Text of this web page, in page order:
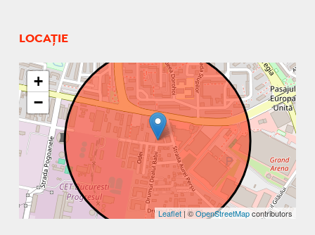
LOCAȚIE
+
−
Leaflet| ©OpenStreetMapcontributors